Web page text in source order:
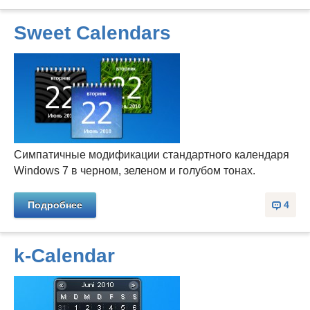
Sweet Calendars
Симпатичные модификации стандартного календаря
Windows 7 в черном, зеленом и голубом тонах.
4
Подробнее
k-Calendar